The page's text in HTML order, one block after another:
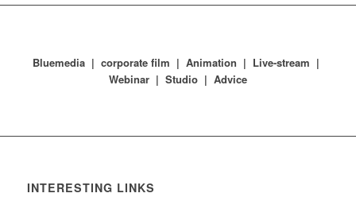
Bluemedia | corporate film | Animation | Live-stream |
Webinar | Studio | Advice
INTERESTING LINKS